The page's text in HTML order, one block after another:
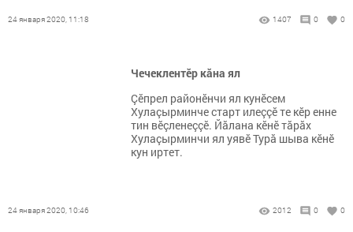
24 января 2020, 11:18 1407 0 0
Чечеклентӗр кăна ял
Çӗпрел районӗнчи ял кунӗсем
Хулаçырминче старт илеççӗ те кӗр енне
тин вӗçленеççӗ. Йăлана кӗнӗ тăрăх
Хулаçырминчи ял уявӗ Турă шыва кӗнӗ
кун иртет.
24 января 2020, 10:46 2012 0 0